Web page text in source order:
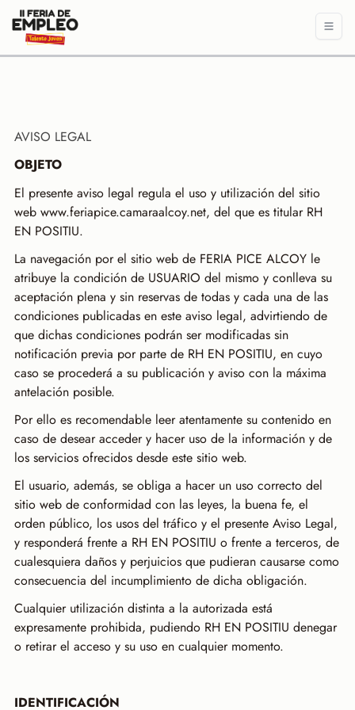
AVISO LEGAL
OBJETO
El presente aviso legal regula el uso y utilización del sitio
web www.feriapice.camaraalcoy.net, del que es titular RH
EN POSITIU.
La navegación por el sitio web de FERIA PICE ALCOY le
atribuye la condición de USUARIO del mismo y conlleva su
aceptación plena y sin reservas de todas y cada una de las
condiciones publicadas en este aviso legal, advirtiendo de
que dichas condiciones podrán ser modificadas sin
notificación previa por parte de RH EN POSITIU, en cuyo
caso se procederá a su publicación y aviso con la máxima
antelación posible.
Por ello es recomendable leer atentamente su contenido en
caso de desear acceder y hacer uso de la información y de
los servicios ofrecidos desde este sitio web.
El usuario, además, se obliga a hacer un uso correcto del
sitio web de conformidad con las leyes, la buena fe, el
orden público, los usos del tráfico y el presente Aviso Legal,
y responderá frente a RH EN POSITIU o frente a terceros, de
cualesquiera daños y perjuicios que pudieran causarse como
consecuencia del incumplimiento de dicha obligación.
Cualquier utilización distinta a la autorizada está
expresamente prohibida, pudiendo RH EN POSITIU denegar
o retirar el acceso y su uso en cualquier momento.
IDENTIFICACIÓN